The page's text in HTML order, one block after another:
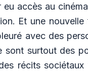
eu accès au
Et une
avec des
surtout des
récits